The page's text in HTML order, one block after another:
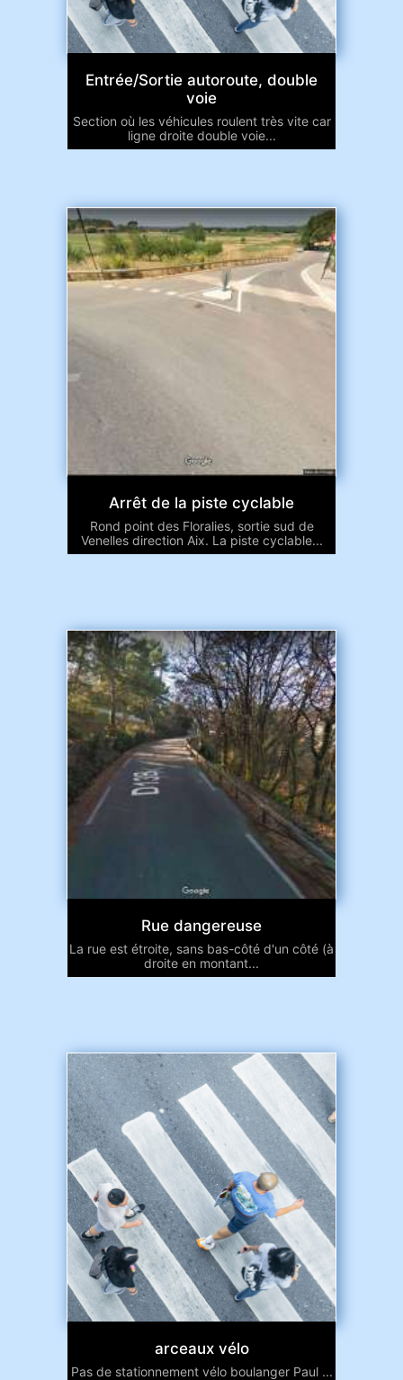
Entrée/Sortie autoroute, double
voie
Section où les véhicules roulent très vite car
ligne droite double voie...
Arrêt de la piste cyclable
Rond point des Floralies, sortie sud de
Venelles direction Aix. La piste cyclable...
Rue dangereuse
La rue est étroite, sans bas-côté d'un côté (à
droite en montant...
arceaux vélo
Pas de stationnement vélo boulanger Paul ...